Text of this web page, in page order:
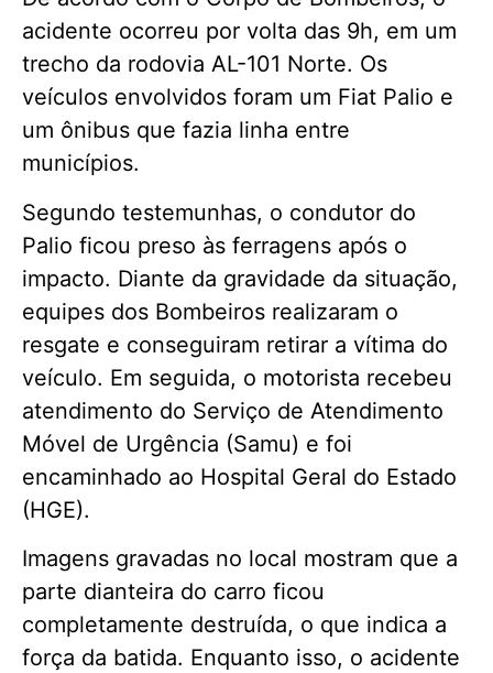
acidente ocorreu por volta das 9h, em um
trecho da rodovia AL-101 Norte. Os
veículos envolvidos foram um Fiat Palio e
um ônibus que fazia linha entre
municípios.
Segundo testemunhas, o condutor do
Palio ficou preso às ferragens após o
impacto. Diante da gravidade da situação,
equipes dos Bombeiros realizaram o
resgate e conseguiram retirar a vítima do
veículo. Em seguida, o motorista recebeu
atendimento do Serviço de Atendimento
Móvel de Urgência (Samu) e foi
encaminhado ao Hospital Geral do Estado
(HGE).
Imagens gravadas no local mostram que a
parte dianteira do carro ficou
completamente destruída, o que indica a
força da batida. Enquanto isso, o acidente